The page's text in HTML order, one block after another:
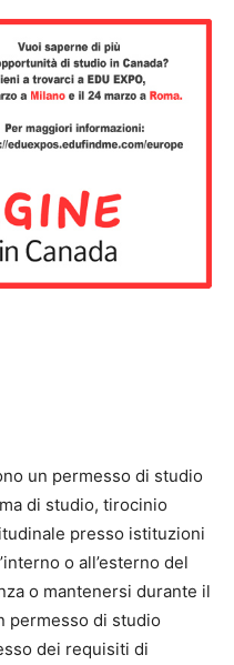
un permesso di studio
di studio, tirocinio
presso istituzioni
o all’esterno del
o mantenersi durante il
permesso di studio
dei requisiti di